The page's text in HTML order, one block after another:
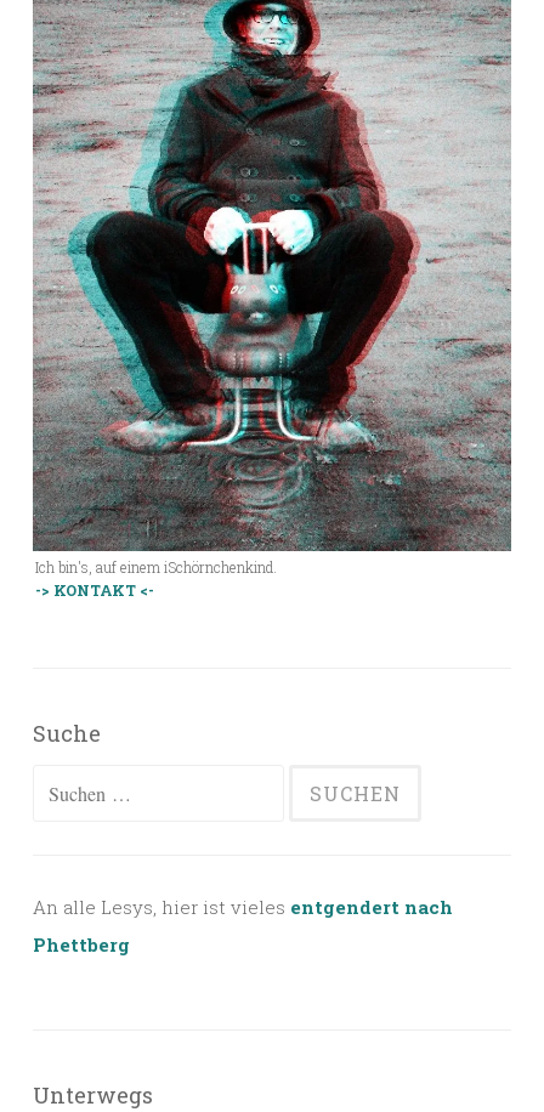
Ich bin's, auf einem iSchörnchenkind.
-> KONTAKT <-
Suche
Suchen
An alle Lesys, hier ist vieles entgendert nach
Phettberg
Unterwegs